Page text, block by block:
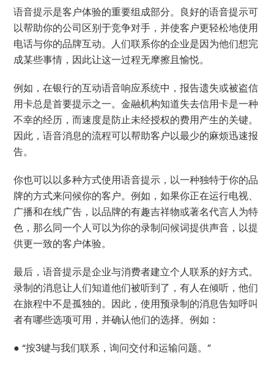
语音提示是客户体验的重要组成部分。良好的语音提示可
以帮助你的公司区别于竞争对手，并使客户更轻松地使用
电话与你的品牌互动。人们联系你的企业是因为他们想完
成某些事情，因此让这一过程无摩擦且愉悦。
例如，在银行的互动语音响应系统中，报告遗失或被盗信
用卡总是首要提示之一。金融机构知道失去信用卡是一种
不幸的经历，而速度是防止未经授权的费用产生的关键。
因此，语音消息的流程可以帮助客户以最少的麻烦迅速报
告。
你也可以以多种方式使用语音提示，以一种独特于你的品
牌的方式来问候你的客户。例如，如果你正在运行电视、
广播和在线广告，以品牌的有趣吉祥物或著名代言人为特
色，那么同一个人可以为你的录制问候词提供声音，以提
供更一致的客户体验。
最后，语音提示是企业与消费者建立个人联系的好方式。
录制的消息让人们知道他们被听到了，有人在倾听，他们
在旅程中不是孤独的。因此，使用预录制的消息告知呼叫
者有哪些选项可用，并确认他们的选择。例如：
● “按3键与我们联系，询问交付和运输问题。”